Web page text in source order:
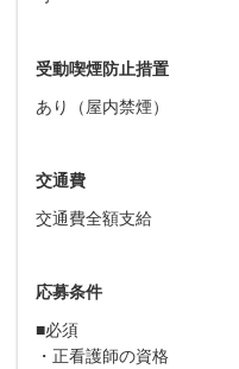
受動喫煙防止措置
あり（屋内禁煙）
交通費
交通費全額支給
応募条件
■必須
・正看護師の資格